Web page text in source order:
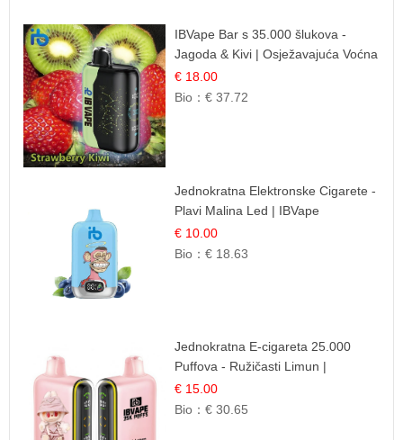
IBVape Bar s 35.000 šlukova -
Jagoda & Kivi | Osježavajuća Voćna
Mješavina
€ 18.00
Bio：€ 37.72
Jednokratna Elektronske Cigarete -
Plavi Malina Led | IBVape
€ 10.00
Bio：€ 18.63
Jednokratna E-cigareta 25.000
Puffova - Ružičasti Limun |
Osježavajuća Citrusna Aroma
€ 15.00
Bio：€ 30.65